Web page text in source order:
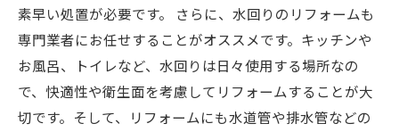
素早い処置が必要です。 さらに、水回りのリフォームも
専門業者にお任せすることがオススメです。キッチンや
お風呂、トイレなど、水回りは日々使用する場所なの
で、快適性や衛生面を考慮してリフォームすることが大
切です。そして、リフォームにも水道管や排水管などの